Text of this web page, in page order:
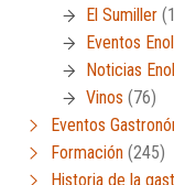
El Sumiller
Eventos
Noticias
Vinos (76)
Eventos
Formación (245)
Historia de la